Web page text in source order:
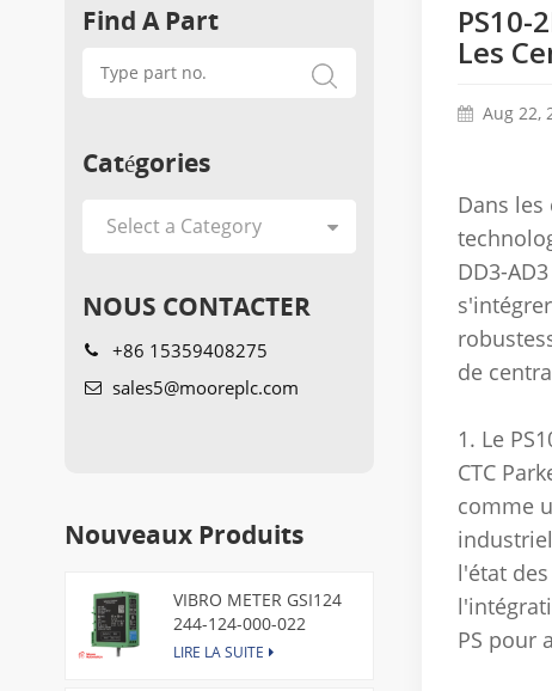
Les
Aug 22,
Dans
DD3-
de
1. Le
CTC
comme
l'état
PS pour
Find A Part
Catégories
NOUS CONTACTER
+86 15359408275
sales5@mooreplc.com
Nouveaux Produits
VIBRO METER GSI124
244-124-000-022
Piezoelectric Pressure
LIRE LA SUITE